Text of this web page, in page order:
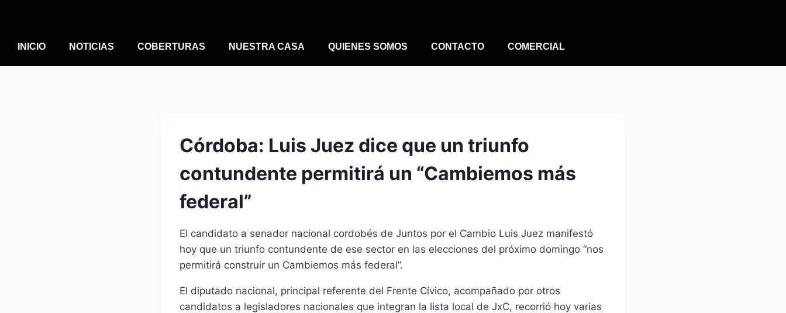
INICIO NOTICIAS COBERTURAS NUESTRA CASA QUIENES SOMOS CONTACTO COMERCIAL
Córdoba: Luis Juez dice que un triunfo
contundente permitirá un “Cambiemos más
federal”
El candidato a senador nacional cordobés de Juntos por el Cambio Luis Juez manifestó
hoy que un triunfo contundente de ese sector en las elecciones del próximo domingo “nos
permitirá construir un Cambiemos más federal”.
El diputado nacional, principal referente del Frente Cívico, acompañado por otros
candidatos a legisladores nacionales que integran la lista local de JxC, recorrió hoy varias